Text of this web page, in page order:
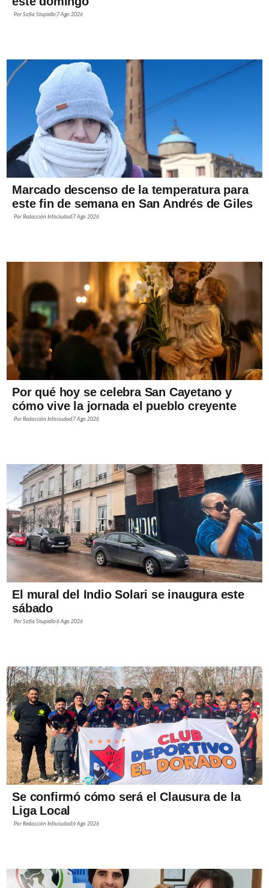
PorSofía Stupiello 7 Ago 2026
Marcado descenso de la temperatura para
este fin de semana en San Andrés de Giles
PorRedacción Infociudad 7 Ago 2026
Por qué hoy se celebra San Cayetano y
cómo vive la jornada el pueblo creyente
PorRedacción Infociudad 7 Ago 2026
El mural del Indio Solari se inaugura este
sábado
PorSofía Stupiello6 Ago 2026
Se confirmó cómo será el Clausura de la
Liga Local
PorRedacción Infociudad6 Ago 2026